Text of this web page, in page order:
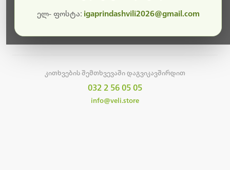
კითხვების შემთხვევაში დაგვიკავშირდით
032 2 56 05 05
info@veli.store
ელ- ფოსტა: igaprindashvili2026@gmail.com